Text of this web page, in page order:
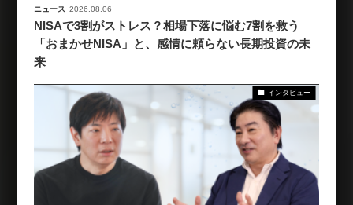
ニュース 2026.08.06
NISAで3割がストレス？相場下落に悩む7割を救う
「おまかせNISA」と、感情に頼らない長期投資の未
来
インタビュー